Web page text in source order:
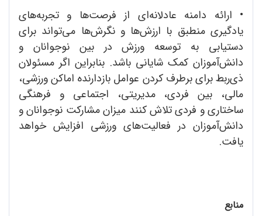
• ارائه دامنه عادلانه‌ای از فرصت‌ها و تجربه‌های
یادگیری منطبق با ارزش‌ها و نگرش‌ها می‌تواند برای
دستیابی به توسعه ورزش در بین نوجوانان و
دانش‌آموزان کمک شایانی باشد. بنابراین اگر مسئولان
ذی‌ربط برای برطرف کردن عوامل بازدارنده اماکن ورزشی،
مالی، بین‌ فردی، مدیریتی، اجتماعی و فرهنگی
ساختاری و فردی تلاش کنند میزان مشارکت نوجوانان و
دانش‌آموزان در فعالیت‌های ورزشی افزایش خواهد
یافت.
منابع